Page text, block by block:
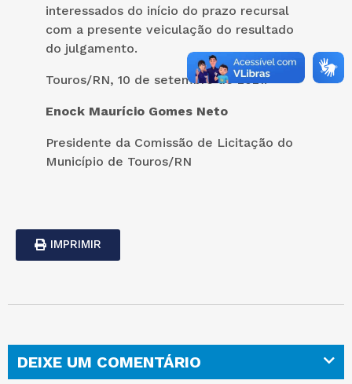
interessados do início do prazo recursal
com a presente veiculação do resultado
do julgamento.
Touros/RN, 10 de setembro de 2021.
Enock Maurício Gomes Neto
Presidente da Comissão de Licitação do
Município de Touros/RN
IMPRIMIR
DEIXE UM COMENTÁRIO